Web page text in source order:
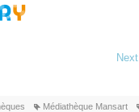
Next
Médiathèque Mansart